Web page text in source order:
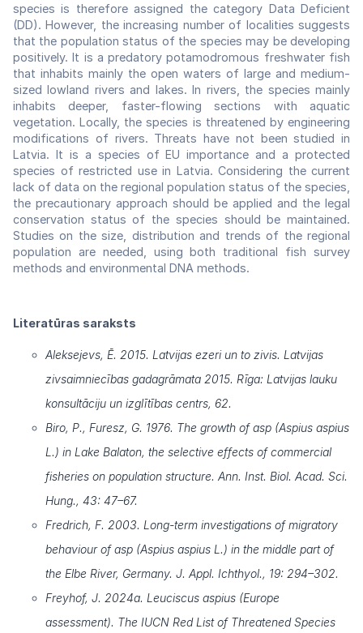
species is therefore assigned the category Data Deficient
(DD). However, the increasing number of localities suggests
that the population status of the species may be developing
positively. It is a predatory potamodromous freshwater fish
that inhabits mainly the open waters of large and medium-
sized lowland rivers and lakes. In rivers, the species mainly
inhabits deeper, faster-flowing sections with aquatic
vegetation. Locally, the species is threatened by engineering
modifications of rivers. Threats have not been studied in
Latvia. It is a species of EU importance and a protected
species of restricted use in Latvia. Considering the current
lack of data on the regional population status of the species,
the precautionary approach should be applied and the legal
conservation status of the species should be maintained.
Studies on the size, distribution and trends of the regional
population are needed, using both traditional fish survey
methods and environmental DNA methods.
Literatūras saraksts
Aleksejevs, Ē. 2015. Latvijas ezeri un to zivis. Latvijas
zivsaimniecības gadagrāmata 2015. Rīga: Latvijas lauku
konsultāciju un izglītības centrs, 62.
Biro, P., Furesz, G. 1976. The growth of asp (Aspius aspius
L.) in Lake Balaton, the selective effects of commercial
fisheries on population structure. Ann. Inst. Biol. Acad. Sci.
Hung., 43: 47–67.
Fredrich, F. 2003. Long-term investigations of migratory
behaviour of asp (Aspius aspius L.) in the middle part of
the Elbe River, Germany. J. Appl. Ichthyol., 19: 294–302.
Freyhof, J. 2024a. Leuciscus aspius (Europe
assessment). The IUCN Red List of Threatened Species